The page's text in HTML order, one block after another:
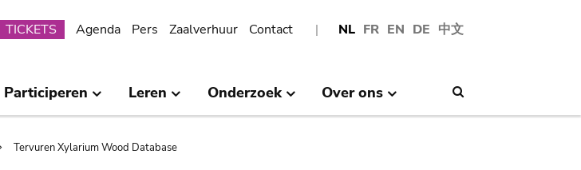
NL FR EN DE 中文
TICKETS Agenda Pers Zaalverhuur Contact
Participeren Leren Onderzoek Over ons
Tervuren Xylarium Wood Database